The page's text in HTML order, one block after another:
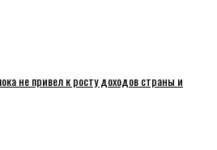
не привел к росту доходов страны и